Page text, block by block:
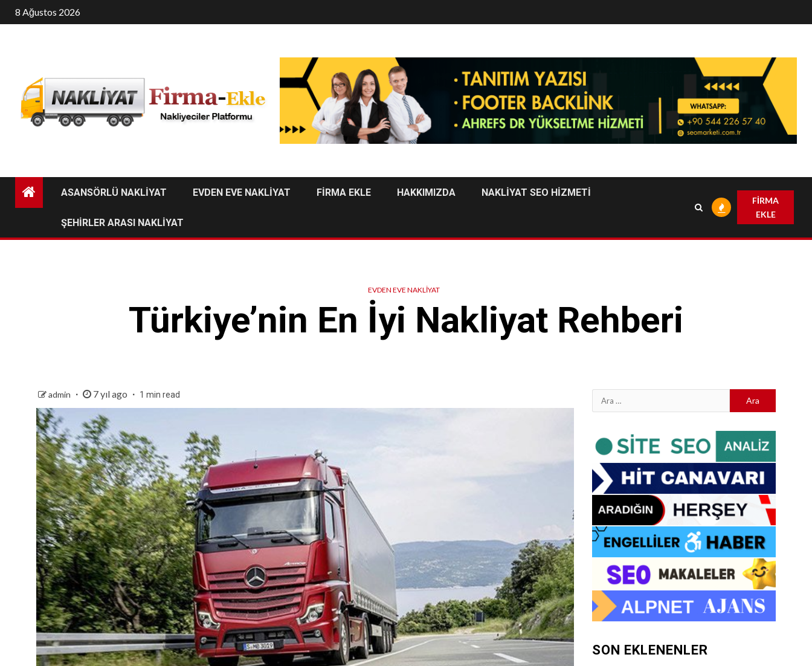
Skip
to
8 Ağustos 2026
ASANSÖRLÜ NAKLİYAT EVDEN EVE NAKLİYAT FİRMA EKLE HAKKIMIZDA NAKLİYAT SEO HİZMETİ
ŞEHİRLER ARASI NAKLİYAT
FİRMA
EKLE
EVDEN EVE NAKLIYAT
Türkiye’nin En İyi Nakliyat Rehberi
admin 7 yıl ago 1 min read Arama:
SON EKLENENLER